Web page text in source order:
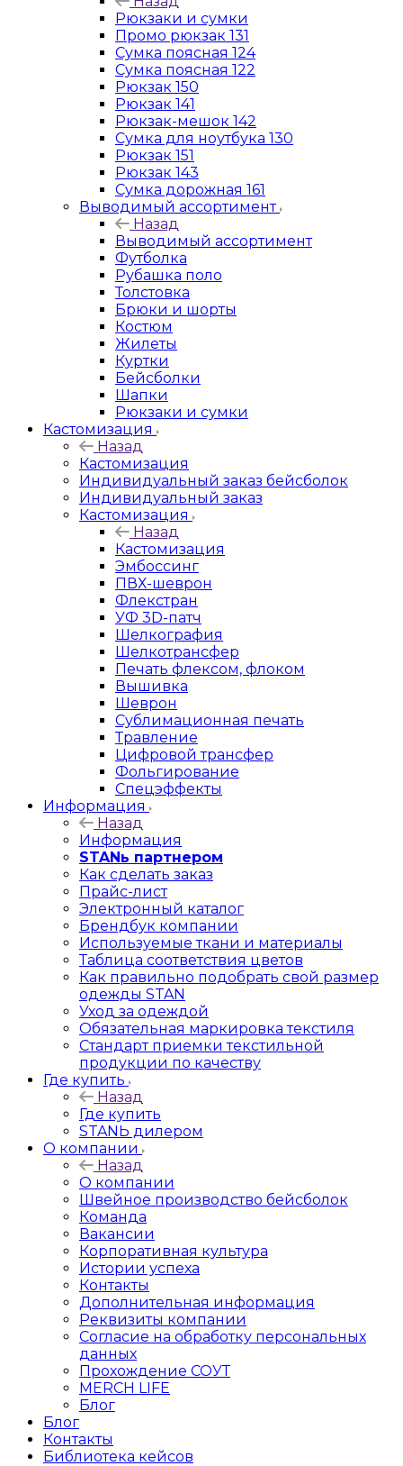
Рюкзаки и сумки
Промо рюкзак 131
Сумка поясная 124
Сумка поясная 122
Рюкзак 150
Рюкзак 141
Рюкзак-мешок 142
Сумка для ноутбука 130
Рюкзак 151
Рюкзак 143
Сумка дорожная 161
Выводимый ассортимент
Назад
Выводимый ассортимент
Футболка
Рубашка поло
Толстовка
Брюки и шорты
Костюм
Жилеты
Куртки
Бейсболки
Шапки
Рюкзаки и сумки
Кастомизация
Назад
Кастомизация
Индивидуальный заказ бейсболок
Индивидуальный заказ
Кастомизация
Назад
Кастомизация
Эмбоссинг
ПВХ-шеврон
Флекстран
УФ 3D-патч
Шелкография
Шелкотрансфер
Печать флексом, флоком
Вышивка
Шеврон
Сублимационная печать
Травление
Цифровой трансфер
Фольгирование
Спецэффекты
Информация
Назад
Информация
STANь партнером
Как сделать заказ
Прайс-лист
Электронный каталог
Брендбук компании
Используемые ткани и материалы
Таблица соответствия цветов
Как правильно подобрать свой размер
одежды STAN
Уход за одеждой
Обязательная маркировка текстиля
Стандарт приемки текстильной
продукции по качеству
Где купить
Назад
Где купить
STANЬ дилером
О компании
Назад
О компании
Швейное производство бейсболок
Команда
Вакансии
Корпоративная культура
Истории успеха
Контакты
Дополнительная информация
Реквизиты компании
Согласие на обработку персональных
данных
Прохождение СОУТ
MERCH LIFE
Блог
Блог
Контакты
Библиотека кейсов